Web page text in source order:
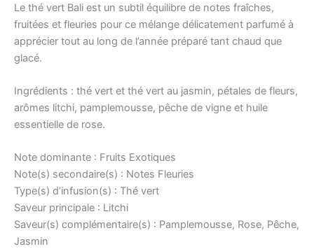
Le thé vert Bali est un subtil équilibre de notes fraîches,
fruitées et fleuries pour ce mélange délicatement parfumé à
apprécier tout au long de l’année préparé tant chaud que
glacé.
Ingrédients : thé vert et thé vert au jasmin, pétales de fleurs,
arômes litchi, pamplemousse, pêche de vigne et huile
essentielle de rose.
Note dominante : Fruits Exotiques
Note(s) secondaire(s) : Notes Fleuries
Type(s) d’infusion(s) : Thé vert
Saveur principale : Litchi
Saveur(s) complémentaire(s) : Pamplemousse, Rose, Pêche,
Jasmin